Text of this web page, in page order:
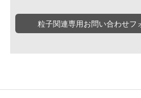
粒子関連専用お問い合わせフ